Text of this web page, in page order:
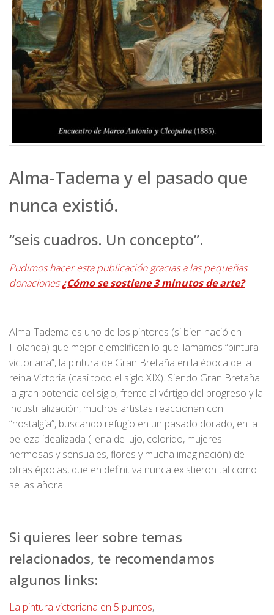
Alma-Tadema y el pasado que
nunca existió.
“seis cuadros. Un concepto”.
Pudimos hacer esta publicación gracias a las pequeñas
donaciones¿Cómo se sostiene 3 minutos de arte?
Alma-Tadema es uno de los pintores (si bien nació en
Holanda) que mejor ejemplifican lo que llamamos “pintura
victoriana”, la pintura de Gran Bretaña en la época de la
reina Victoria (casi todo el siglo XIX). Siendo Gran Bretaña
la gran potencia del siglo, frente al vértigo del progreso y la
industrialización, muchos artistas reaccionan con
“nostalgia”, buscando refugio en un pasado dorado, en la
belleza idealizada (llena de lujo, colorido, mujeres
hermosas y sensuales, flores y mucha imaginación) de
otras épocas, que en definitiva nunca existieron tal como
se las añora.
Si quieres leer sobre temas
relacionados, te recomendamos
algunos links:
La pintura victoriana en 5 puntos,